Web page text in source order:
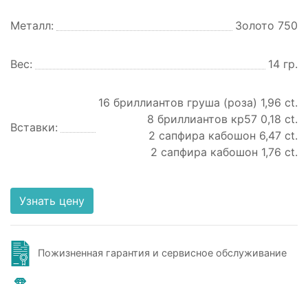
Металл: Золото 750
Вес: 14 гр.
Вставки:
16 бриллиантов груша (роза) 1,96 ct.
8 бриллиантов кр57 0,18 ct.
2 сапфира кабошон 6,47 ct.
2 сапфира кабошон 1,76 ct.
Узнать цену
Пожизненная гарантия и сервисное обслуживание